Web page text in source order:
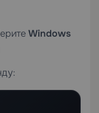
Windows